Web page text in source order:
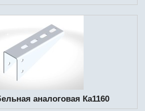
аналоговая Ка1160